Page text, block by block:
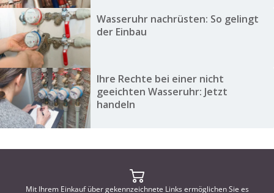
Wasseruhr nachrüsten: So gelingt
der Einbau
Ihre Rechte bei einer nicht
geeichten Wasseruhr: Jetzt
handeln
Mit Ihrem Einkauf über gekennzeichnete Links ermöglichen Sie es